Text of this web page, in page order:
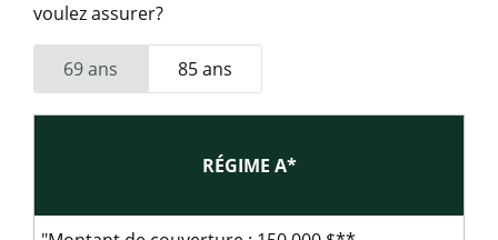
voulez assurer?
69 ans 85 ans
Régime A. Sommaire des garanties pour les
RÉGIME A*